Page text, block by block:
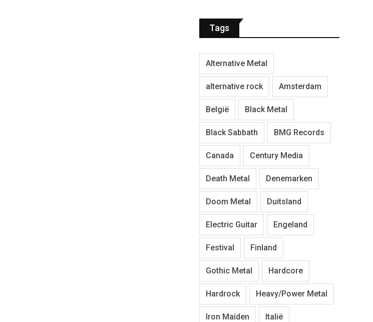
Tags
Alternative Metal
alternative rock Amsterdam
België Black Metal
Black Sabbath BMG Records
Canada Century Media
Death Metal Denemarken
Doom Metal Duitsland
Electric Guitar Engeland
Festival Finland
Gothic Metal Hardcore
Hardrock Heavy/Power Metal
Iron Maiden Italië